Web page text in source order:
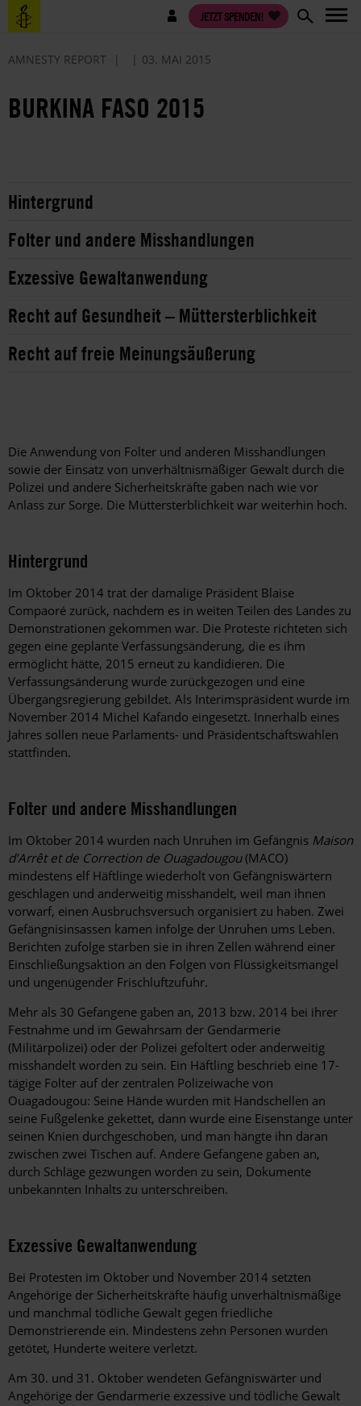
Direkt
zum
Benutzermenü JETZT SPENDEN!
AMNESTY REPORT 03. MAI 2015
BURKINA FASO 2015
Hintergrund
Folter und andere Misshandlungen
Exzessive Gewaltanwendung
Recht auf Gesundheit – Müttersterblichkeit
Recht auf freie Meinungsäußerung
Die Anwendung von Folter und anderen Misshandlungen
sowie der Einsatz von unverhältnismäßiger Gewalt durch die
Polizei und andere Sicherheitskräfte gaben nach wie vor
Anlass zur Sorge. Die Müttersterblichkeit war weiterhin hoch.
Hintergrund
Im Oktober 2014 trat der damalige Präsident Blaise
Compaoré zurück, nachdem es in weiten Teilen des Landes zu
Demonstrationen gekommen war. Die Proteste richteten sich
gegen eine geplante Verfassungsänderung, die es ihm
ermöglicht hätte, 2015 erneut zu kandidieren. Die
Verfassungsänderung wurde zurückgezogen und eine
Übergangsregierung gebildet. Als Interimspräsident wurde im
November 2014 Michel Kafando eingesetzt. Innerhalb eines
Jahres sollen neue Parlaments- und Präsidentschaftswahlen
stattfinden.
Folter und andere Misshandlungen
Im Oktober 2014 wurden nach Unruhen im Gefängnis Maison
d’Arrêt et de Correction de Ouagadougou(MACO)
mindestens elf Häftlinge wiederholt von Gefängniswärtern
geschlagen und anderweitig misshandelt, weil man ihnen
vorwarf, einen Ausbruchsversuch organisiert zu haben. Zwei
Gefängnisinsassen kamen infolge der Unruhen ums Leben.
Berichten zufolge starben sie in ihren Zellen während einer
Einschließungsaktion an den Folgen von Flüssigkeitsmangel
und ungenügender Frischluftzufuhr.
Mehr als 30 Gefangene gaben an, 2013 bzw. 2014 bei ihrer
Festnahme und im Gewahrsam der Gendarmerie
(Militärpolizei) oder der Polizei gefoltert oder anderweitig
misshandelt worden zu sein. Ein Häftling beschrieb eine 17-
tägige Folter auf der zentralen Polizeiwache von
Ouagadougou: Seine Hände wurden mit Handschellen an
seine Fußgelenke gekettet, dann wurde eine Eisenstange unter
seinen Knien durchgeschoben, und man hängte ihn daran
zwischen zwei Tischen auf. Andere Gefangene gaben an,
durch Schläge gezwungen worden zu sein, Dokumente
unbekannten Inhalts zu unterschreiben.
Exzessive Gewaltanwendung
Bei Protesten im Oktober und November 2014 setzten
Angehörige der Sicherheitskräfte häufig unverhältnismäßige
und manchmal tödliche Gewalt gegen friedliche
Demonstrierende ein. Mindestens zehn Personen wurden
getötet, Hunderte weitere verletzt.
Am 30. und 31. Oktober wendeten Gefängniswärter und
Angehörige der Gendarmerie exzessive und tödliche Gewalt